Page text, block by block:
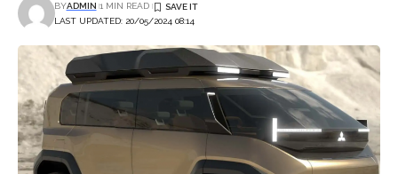
LAST UPDATED: 20/05/2024 08:14
BYADMIN 1 MIN READ